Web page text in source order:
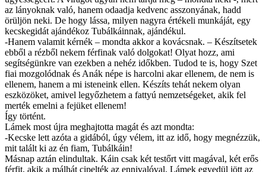
az lányoknak való, hanem odaadja kedvenc asszonyának, hadd
örüljön neki. De hogy lássa, milyen nagyra értékeli munkáját, egy
kecskegidát ajándékoz Tubálkáinnak, ajándékul.
-Hanem valamit kérnék – mondta akkor a kovácsnak. – Készítsetek
ebből a rézből nekem férfinak való dolgokat! Olyat hozz, ami
segítségünkre van ezekben a nehéz időkben. Tudod te is, hogy Szet
fiai mozgolódnak és Anák népe is harcolni akar ellenem, de nem is
ellenem, hanem a mi isteneink ellen. Készíts tehát nekem olyan
eszközöket, amivel legyőzhetem a fattyú nemzetségeket, akik fel
merték emelni a fejüket ellenem!
Így történt.
Lámek most újra meghajtotta magát és azt mondta:
-Kecske lett azóta a gidából, úgy vélem, itt az idő, hogy megnézzük,
mit talált ki az én fiam, Tubálkáin!
Másnap aztán elindultak. Káin csak két testőrt vitt magával, két erős
férfit, akik a málhát cipelték az ennivalóval. Lámek egyedül jött az